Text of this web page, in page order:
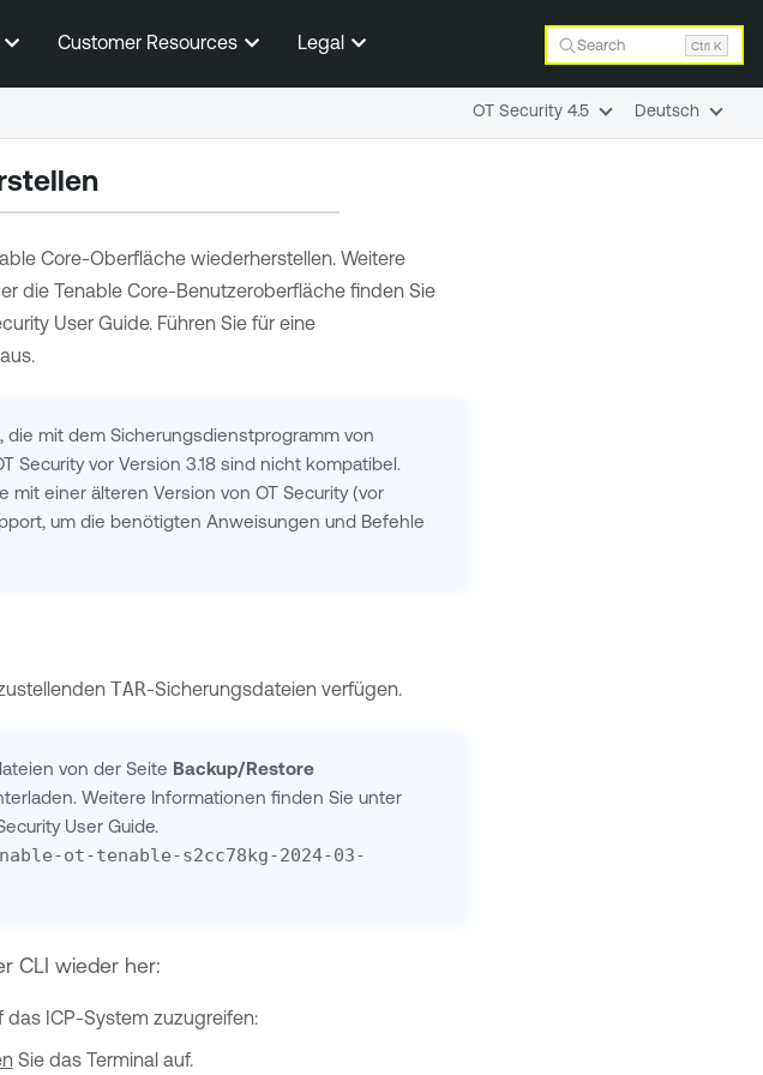
Customer Resources Legal Search Ctrl K
Core-Oberfläche wiederherstellen. Weitere
die Tenable Core-Benutzeroberfläche finden Sie
User Guide. Führen Sie für eine
mit dem Sicherungsdienstprogramm von
Securityvor Version 3.18 sind nicht kompatibel.
mit einer älteren Version vonOT Security(vor
um die benötigten Anweisungen und Befehle
TAR-Sicherungsdateien verfügen.
von der Seite Backup/Restore
Weitere Informationen finden Sie unter
User Guide.
ot-tenable-s2cc78kg-2024-03-
CLI wieder her:
das ICP-System zuzugreifen:
Sie das Terminal auf.
OT Security 4.5 Deutsch